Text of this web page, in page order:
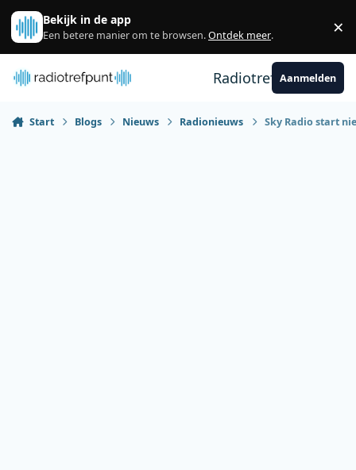
Spring naar bijdragen
Bekijk in de app
Een betere manier om te browsen.Ontdek meer. ×
RadiotrefpuntAanmelden
Start Blogs Nieuws Radionieuws Sky Radio start